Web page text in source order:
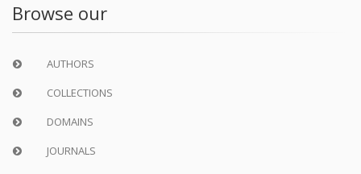
Browse our
AUTHORS
COLLECTIONS
DOMAINS
JOURNALS